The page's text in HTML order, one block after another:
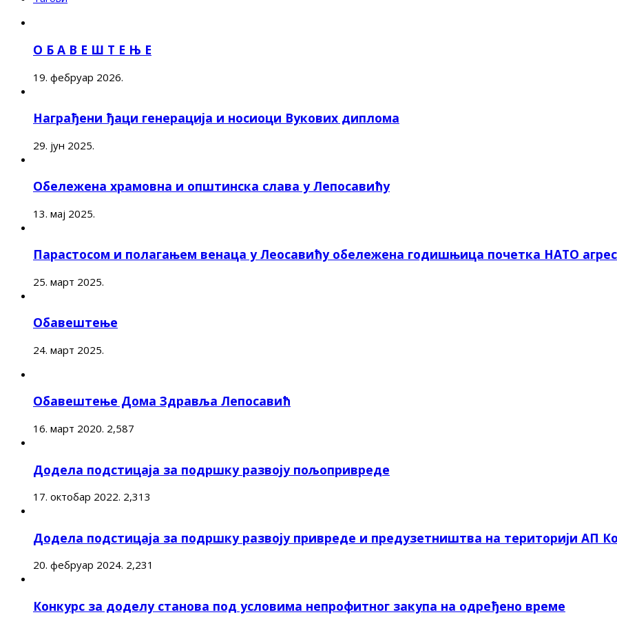
О Б А В Е Ш Т Е Њ Е
19. фебруар 2026.
Награђени ђаци генерација и носиоци Вукових диплома
29. јун 2025.
Обележена храмовна и општинска слава у Лепосавићу
13. мај 2025.
Парастосом и полагањем венаца у Леосавићу обележена годишњица почетка НАТО
25. март 2025.
Обавештење
24. март 2025.
Обавештење Дома Здравља Лепосавић
16. март 2020. 2,587
Додела подстицаја за подршку развоју пољопривреде
17. октобар 2022. 2,313
Додела подстицаја за подршку развоју привреде и предузетништва на територији АП
20. фебруар 2024. 2,231
Конкурс за доделу станова под условима непрофитног закупа на одређено време